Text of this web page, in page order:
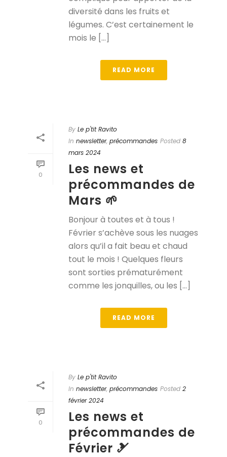
diversité dans les fruits et
légumes. C’est certainement le
mois le [...]
READ MORE
0
By Le p'tit Ravito
In newsletter, précommandes Posted 8
mars 2024
Les news et
précommandes de
Mars 🌱
Bonjour à toutes et à tous !
Février s’achève sous les nuages
alors qu’il a fait beau et chaud
tout le mois ! Quelques fleurs
sont sorties prématurément
comme les jonquilles, ou les [...]
READ MORE
0
By Le p'tit Ravito
In newsletter, précommandes Posted 2
février 2024
Les news et
précommandes de
Février 🎿